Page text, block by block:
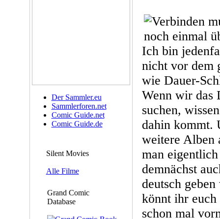
Der Sammler.eu
Sammlerforen.net
Comic Guide.net
Comic Guide.de
Silent Movies
Alle Filme
Grand Comic
Database
Ich bin
nicht vor dem
wie Dauer-
Wenn wir das
suchen,
dahin kommt.
weitere Alben
man eigentlich
demnächst
deutsch
könnt ihr euch
schon mal